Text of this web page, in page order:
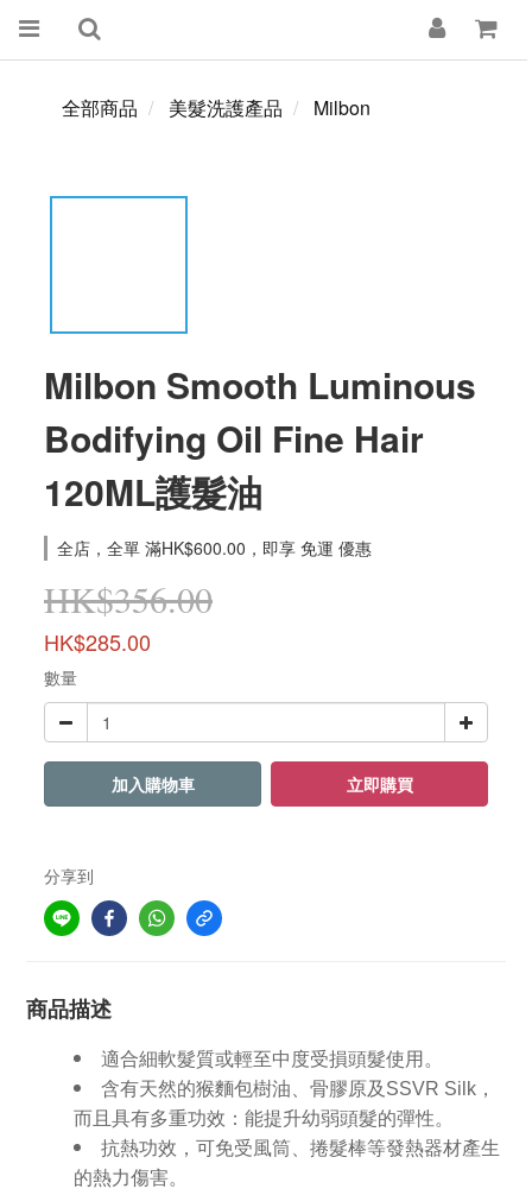
全部商品 美髮洗護產品 Milbon
Milbon Smooth Luminous
Bodifying Oil Fine Hair
120ML護髮油
全店，全單 滿HK$600.00，即享 免運 優惠
HK$356.00
HK$285.00
數量
加入購物車 立即購買
分享到
商品描述
適合細軟髮質或輕至中度受損頭髮使用。
含有天然的猴麵包樹油、骨膠原及SSVR Silk，
而且具有多重功效：能提升幼弱頭髮的彈性。
抗熱功效，可免受風筒、捲髮棒等發熱器材產生
的熱力傷害。